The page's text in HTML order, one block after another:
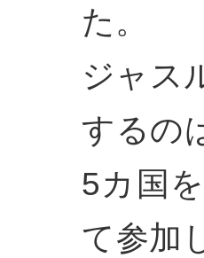
た。
ジャス
するの
5カ国
て参加